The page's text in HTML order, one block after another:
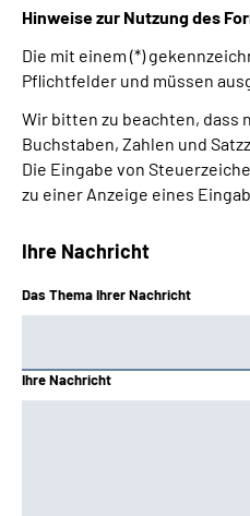
Hinweise zur Nutzung des
Die mit einem (*)
Pflichtfelder und müssen
Wir bitten zu beachten, dass
Buchstaben, Zahlen und
Die Eingabe von
zu einer Anzeige eines
Ihre Nachricht
Das Thema Ihrer Nachricht
Ihre Nachricht